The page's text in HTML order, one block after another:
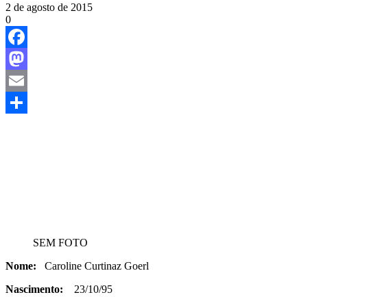
2 de agosto de 2015
0
Facebook
Mastodon
Email
SEM FOTO
Nome: Caroline Curtinaz Goerl
Nascimento: 23/10/95